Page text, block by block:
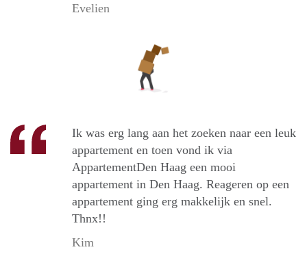
Evelien
Ik was erg lang aan het zoeken naar een leuk
appartement en toen vond ik via
AppartementDen Haag een mooi
appartement in Den Haag. Reageren op een
appartement ging erg makkelijk en snel.
Thnx!!
Kim